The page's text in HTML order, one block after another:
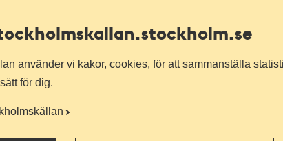
.stockholm.se
använder vi kakor, cookies, för att sammanställa
för dig.